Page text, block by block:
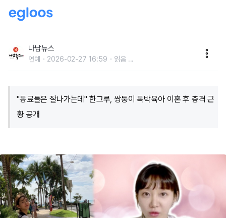
충격 근황 공개
나남뉴스
연예 2026-02-27 16:59 읽음 ...
"동료들은 잘나가는데" 한그루, 쌍둥이 독박육아 이혼 후 충격 근
황 공개